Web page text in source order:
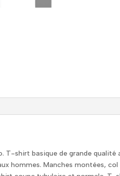
T-shirt basique de grande qualité
hommes. Manches montées,